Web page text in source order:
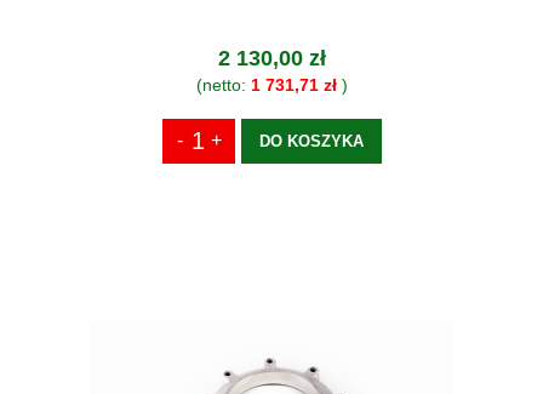
2 130,00 zł
(netto: 1 731,71 zł)
DO KOSZYKA